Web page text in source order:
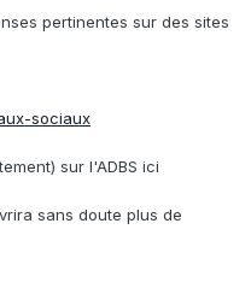
pertinentes sur des sites
sociaux
sur l'ADBS ici
sans doute plus de